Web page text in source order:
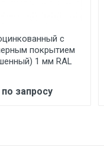
с
покрытием
1 мм RAL
запросу